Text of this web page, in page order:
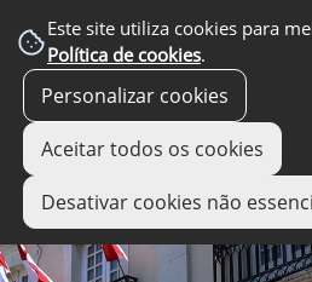
Este site utiliza cookies para
Política de cookies.
Personalizar cookies
Aceitar todos os cookies
Desativar cookies não